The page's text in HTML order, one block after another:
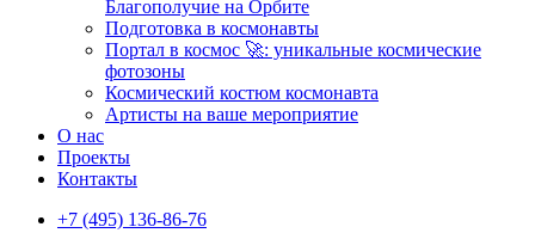
Благополучие на Орбите
Подготовка в космонавты
Портал в космос 🚀: уникальные космические
фотозоны
Космический костюм космонавта
Артисты на ваше мероприятие
О нас
Проекты
Контакты
+7 (495) 136-86-76